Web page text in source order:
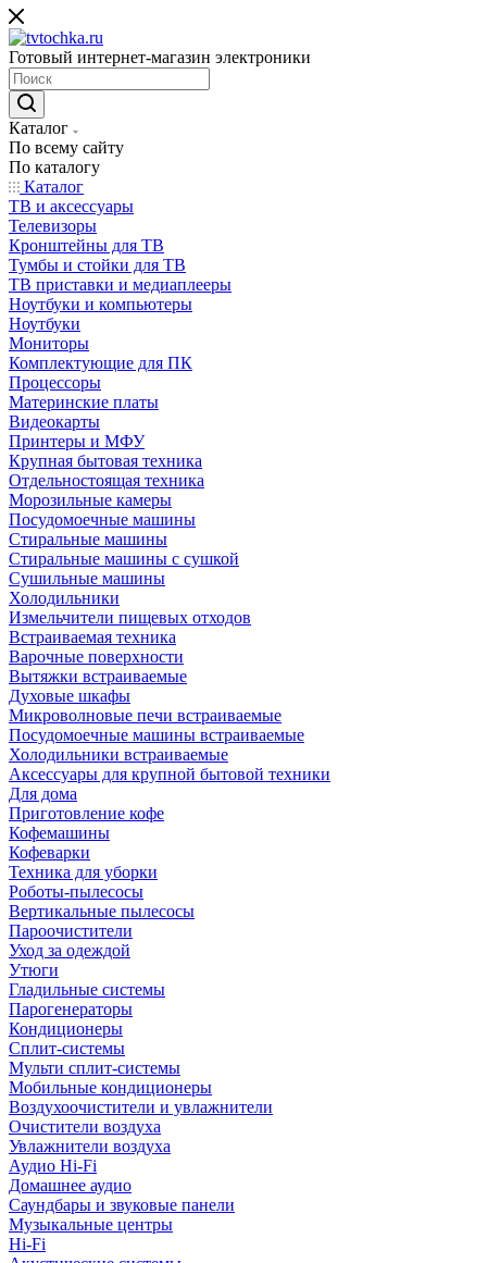
Готовый интернет-магазин электроники
Каталог
По всему сайту
По каталогу
Каталог
ТВ и аксессуары
Телевизоры
Кронштейны для ТВ
Тумбы и стойки для ТВ
ТВ приставки и медиаплееры
Ноутбуки и компьютеры
Ноутбуки
Мониторы
Комплектующие для ПК
Процессоры
Материнские платы
Видеокарты
Принтеры и МФУ
Крупная бытовая техника
Отдельностоящая техника
Морозильные камеры
Посудомоечные машины
Стиральные машины
Стиральные машины с сушкой
Сушильные машины
Холодильники
Измельчители пищевых отходов
Встраиваемая техника
Варочные поверхности
Вытяжки встраиваемые
Духовые шкафы
Микроволновые печи встраиваемые
Посудомоечные машины встраиваемые
Холодильники встраиваемые
Аксессуары для крупной бытовой техники
Для дома
Приготовление кофе
Кофемашины
Кофеварки
Техника для уборки
Роботы-пылесосы
Вертикальные пылесосы
Пароочистители
Уход за одеждой
Утюги
Гладильные системы
Парогенераторы
Кондиционеры
Сплит-системы
Мульти сплит-системы
Мобильные кондиционеры
Воздухоочистители и увлажнители
Очистители воздуха
Увлажнители воздуха
Аудио Hi-Fi
Домашнее аудио
Саундбары и звуковые панели
Музыкальные центры
Hi-Fi